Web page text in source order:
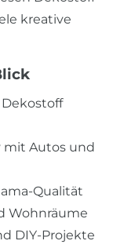
kreative
mit Autos und
Qualität
Wohnräume
DIY-Projekte